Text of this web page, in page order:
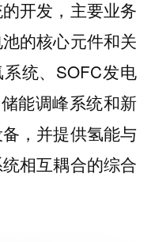
开发，主要业务
的核心元件和关
统、SOFC发电
能调峰系统和新
，并提供氢能与
相互耦合的综合